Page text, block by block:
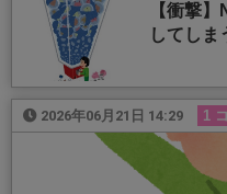
【衝撃
してしま
2026年06月21日 14:29 1